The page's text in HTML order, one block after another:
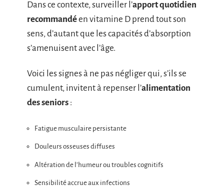
Dans ce contexte, surveiller l’apport quotidien
recommandéen vitamine D prend tout son
sens, d’autant que les capacités d’absorption
s’amenuisent avec l’âge.
Voici les signes à ne pas négliger qui, s’ils se
cumulent, invitent à repenser l’alimentation
des seniors :
Fatigue musculaire persistante
Douleurs osseuses diffuses
Altération de l’humeur ou troubles cognitifs
Sensibilité accrue aux infections